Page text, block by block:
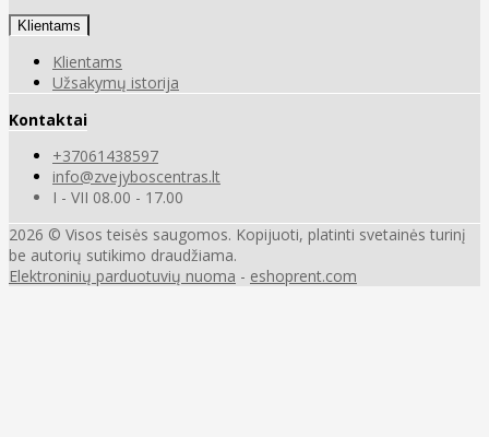
Klientams
Klientams
Užsakymų istorija
Kontaktai
+37061438597
info@zvejyboscentras.lt
I - VII 08.00 - 17.00
2026 © Visos teisės saugomos. Kopijuoti, platinti svetainės turinį
be autorių sutikimo draudžiama.
Elektroninių parduotuvių nuoma - eshoprent.com